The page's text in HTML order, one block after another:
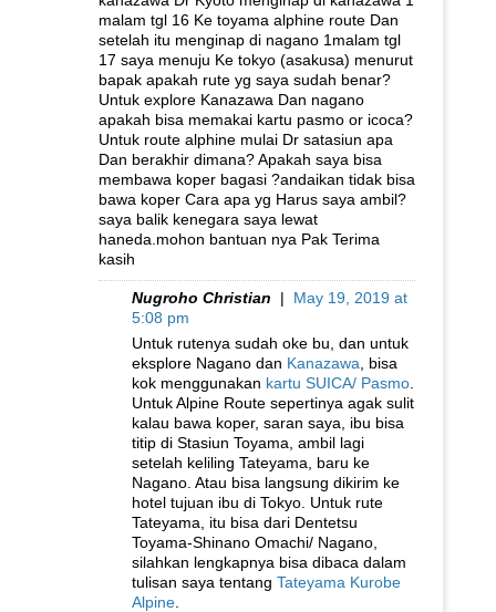
malam tgl 16 Ke toyama alphine route Dan
setelah itu menginap di nagano 1malam tgl
17 saya menuju Ke tokyo (asakusa) menurut
bapak apakah rute yg saya sudah benar?
Untuk explore Kanazawa Dan nagano
apakah bisa memakai kartu pasmo or icoca?
Untuk route alphine mulai Dr satasiun apa
Dan berakhir dimana? Apakah saya bisa
membawa koper bagasi ?andaikan tidak bisa
bawa koper Cara apa yg Harus saya ambil?
saya balik kenegara saya lewat
haneda.mohon bantuan nya Pak Terima
kasih
Nugroho Christian | May 19, 2019 at
5:08 pm
Untuk rutenya sudah oke bu, dan untuk
eksplore Nagano dan Kanazawa , bisa
kok menggunakan kartu SUICA/ Pasmo
Untuk Alpine Route sepertinya agak sulit
kalau bawa koper, saran saya, ibu bisa
titip di Stasiun Toyama, ambil lagi
setelah keliling Tateyama, baru ke
Nagano. Atau bisa langsung dikirim ke
hotel tujuan ibu di Tokyo. Untuk rute
Tateyama, itu bisa dari Dentetsu
Toyama-Shinano Omachi/ Nagano,
silahkan lengkapnya bisa dibaca dalam
tulisan saya tentang Tateyama Kurobe
Alpine